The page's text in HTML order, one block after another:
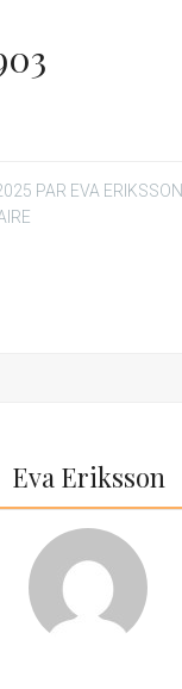
PAR EVA ERIKSSON
Eva Eriksson